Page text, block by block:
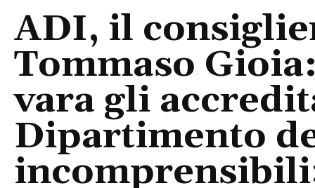
ADI, il
Tommaso
vara gli
Dipartimento